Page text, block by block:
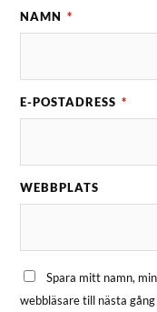
NAMN *
E-POSTADRESS *
WEBBPLATS
Spara mitt namn,
webbläsare till nästa